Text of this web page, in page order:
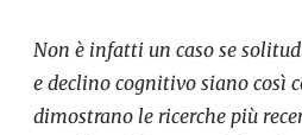
Non è infatti un caso se
e declino cognitivo siano così
dimostrano le ricerche più